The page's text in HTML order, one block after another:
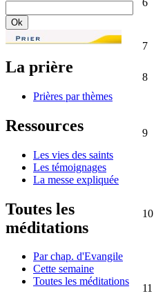
La prière
Prières par thèmes
Ressources
Les vies des saints
Les témoignages
La messe expliquée
Toutes les
méditations
Par chap. d'Evangile
Cette semaine
Toutes les méditations
7
8
9
10
11